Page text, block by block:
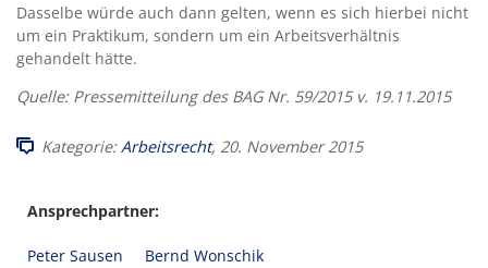
Dasselbe würde auch dann gelten, wenn es sich hierbei nicht
um ein Praktikum, sondern um ein Arbeitsverhältnis
gehandelt hätte.
Quelle: Pressemitteilung des BAG Nr. 59/2015 v. 19.11.2015
Kategorie:Arbeitsrecht, 20. November 2015
Ansprechpartner:
Peter Sausen Bernd Wonschik